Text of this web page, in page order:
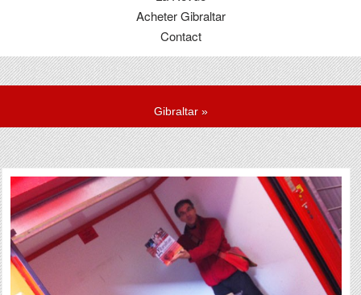
Acheter Gibraltar
Contact
Gibraltar»